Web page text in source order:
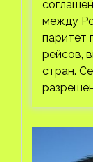
между
паритет
рейсов,
стран.